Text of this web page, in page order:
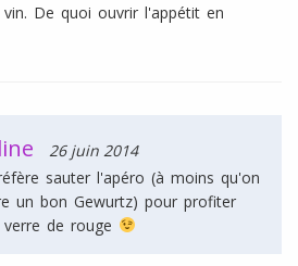
De quoi ouvrir l'appétit en
26 juin 2014
sauter l'apéro (à moins qu'on
un bon Gewurtz) pour profiter
de rouge